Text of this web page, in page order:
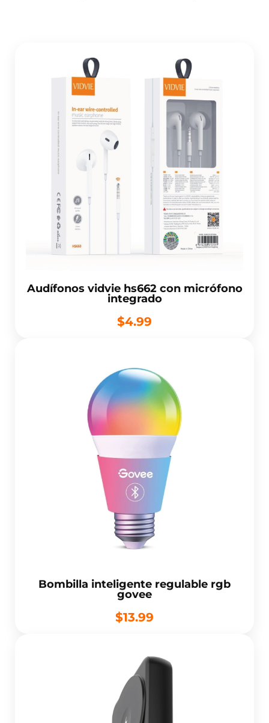
Audífonos vidvie hs662 con micrófono
integrado
$4.99
Bombilla inteligente regulable rgb
govee
$13.99